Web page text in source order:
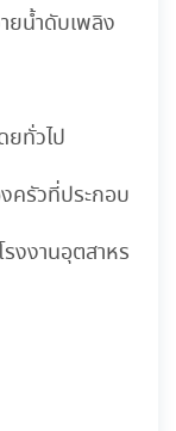
ยน้ำดับเพลิง
ทั่วไป
ครัวที่ประกอบ
งงานอุตสาหร